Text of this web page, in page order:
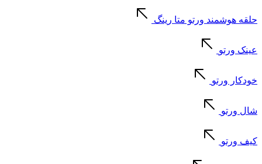
حلقه هوشمند ورتو متا رینگ
عینک ورتو
خودکار ورتو
شال ورتو
کیف ورتو